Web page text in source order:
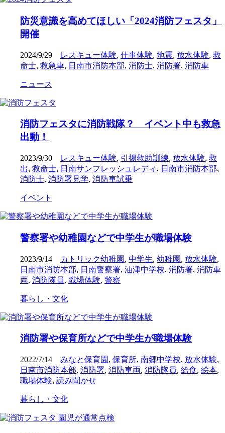
防災意識を高めてほしい「2024消防フェスタ」
開催
2024/9/29 レスキュー体験, 仕事体験, 地震, 放水体験, 救
命士, 救急車, 日南市消防本部, 消防士, 消防署, 消防車
ニュース
消防フェスタに消防戦隊？ イベント中も救急
出動！
2023/9/30 レスキュー体験, 引揚救助訓練, 放水体験, 救
出, 救命士, 日南サンフレッシュレディ , 日南市消防本部,
消防士, 消防署見学, 消防車試乗
イベント
警察署や幼稚園などで中学生が職場体験
2023/9/14 カトリック幼稚園 , 中学生, 幼稚園 , 放水体験,
日南市消防本部, 日南警察署, 油津中学校, 消防署, 消防車
両, 消防隊員, 職場体験, 警察
暮らし・文化
消防署や保育所などで中学生が職場体験
2022/7/14 みなと保育園 , 保育所, 南郷中学校, 放水体験,
日南市消防本部, 消防署, 消防車両, 消防隊員, 給食, 絵本,
職場体験, 読み聞かせ
暮らし・文化